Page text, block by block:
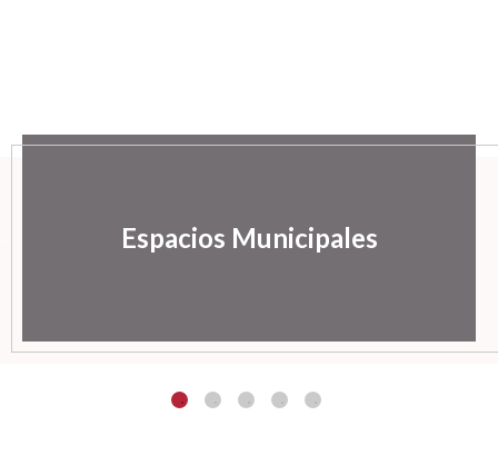
Espacios Municipales